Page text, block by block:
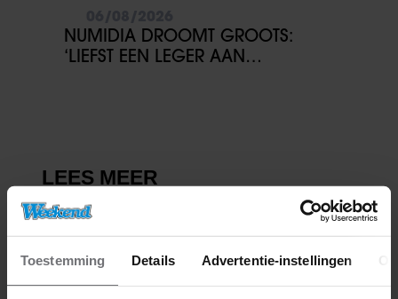
Toestemming Details Advertentie-instellingen
NUMIDIA DROOMT GROOTS:
‘LIEFST EEN LEGER AAN